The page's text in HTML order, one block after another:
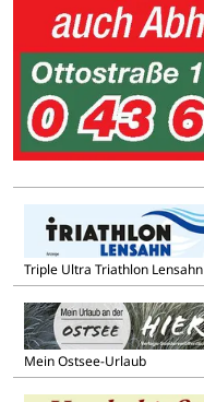
Triple Ultra Triathlon Lensahn
Mein Ostsee-Urlaub